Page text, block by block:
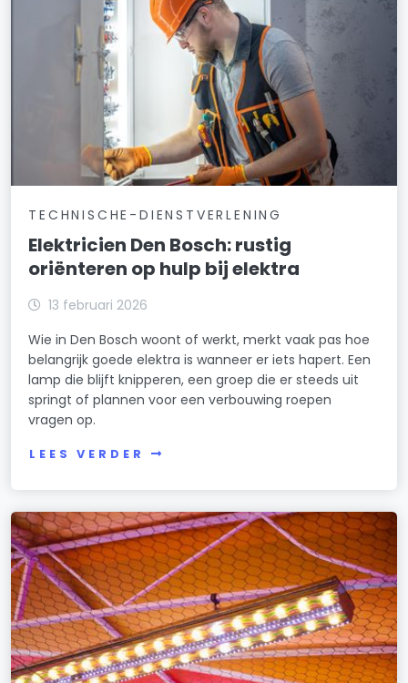
TECHNISCHE-DIENSTVERLENING
Elektricien Den Bosch: rustig
oriënteren op hulp bij elektra
13 februari 2026
Wie in Den Bosch woont of werkt, merkt vaak pas hoe
belangrijk goede elektra is wanneer er iets hapert. Een
lamp die blijft knipperen, een groep die er steeds uit
springt of plannen voor een verbouwing roepen
vragen op.
LEES VERDER